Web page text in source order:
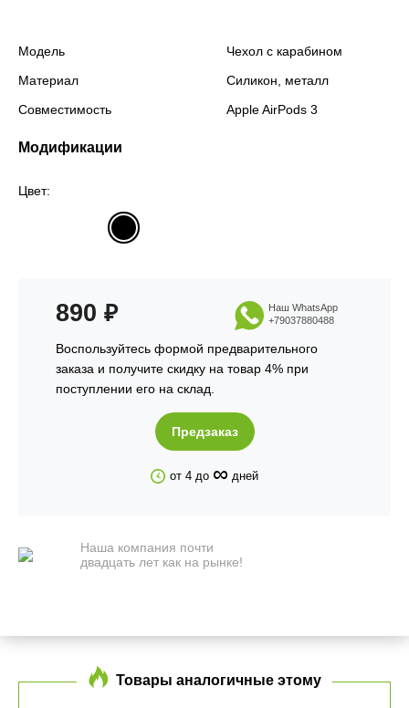
Модель
Чехол с карабином
Материал
Силикон, металл
Совместимость
Apple AirPods 3
Модификации
Цвет:
890 ₽
Воспользуйтесь формой предварительного
заказа и получите скидку на товар 4% при
поступлении его на склад.
Наш WhatsApp
+79037880488
Предзаказ
от 4 до ∞ дней
Наша компания почти
двадцать лет как на рынке!
Товары аналогичные этому